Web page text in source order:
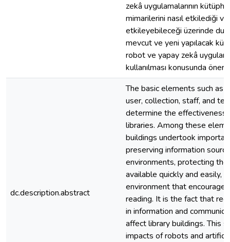
zekâ uygulamalarının
mimarilerini nasıl etkilediği
etkileyebileceği üzerinde
mevcut ve yeni yapılacak
robot ve yapay zekâ
kullanılması konusunda
dc.description.abstract
The basic elements such as
user, collection, staff, and
determine the effectiveness
libraries. Among these
buildings undertook
preserving information
environments, protecting
available quickly and easily,
environment that
reading. It is the fact that
in information and
affect library buildings. This
impacts of robots and